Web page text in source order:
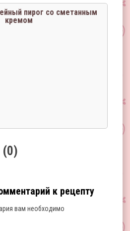
пирог со сметанным
кремом
(0)
к рецепту
вам необходимо